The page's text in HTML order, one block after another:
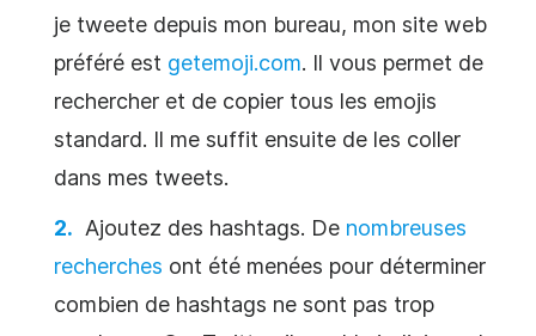
je tweete depuis mon bureau, mon site web
préféré est getemoji.com. Il vous permet de
rechercher et de copier tous les emojis
standard. Il me suffit ensuite de les coller
dans mes tweets.
Ajoutez des hashtags. De nombreuses
recherches ont été menées pour déterminer
combien de hashtags ne sont pas trop